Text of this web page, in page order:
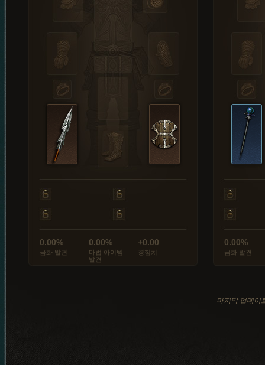
0.00%
금화 발견
0.00%
마법 아이템
발견
+0.00
경험치
0.00%
금화 발견
마지막 업데이